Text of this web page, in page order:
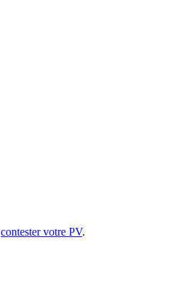
contester votre PV.